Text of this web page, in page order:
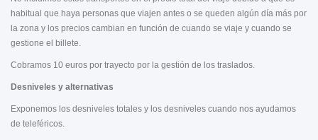
habitual que haya personas que viajen antes o se queden algún día más por
la zona y los precios cambian en función de cuando se viaje y cuando se
gestione el billete.
Cobramos 10 euros por trayecto por la gestión de los traslados.
Desniveles y alternativas
Exponemos los desniveles totales y los desniveles cuando nos ayudamos
de teleféricos.